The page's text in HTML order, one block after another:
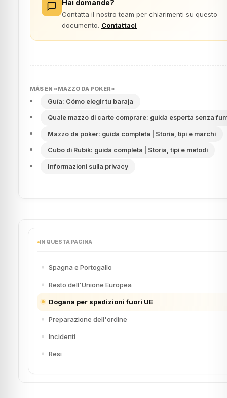
IN QUESTA PAGINA
Spagna e Portogallo
Resto dell'Unione Europea
Dogana per spedizioni fuori UE
Preparazione dell'ordine
Incidenti
Resi
Hai domande?
Contatta il nostro team per chiarimenti su questo
documento. Contattaci
MÁS EN «MAZZO DA POKER»
Guía: Cómo elegir tu baraja
Quale mazzo di carte comprare: guida esperta senza
Mazzo da poker: guida completa | Storia, tipi e marchi
Cubo di Rubik: guida completa | Storia, tipi e metodi
Informazioni sulla privacy